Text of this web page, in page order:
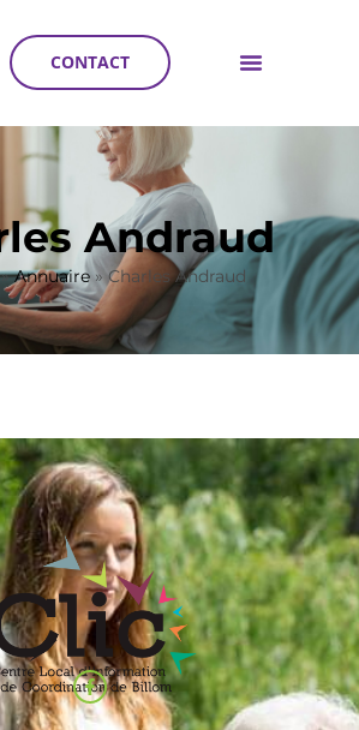
CONTACT
Andraud
Annuaire»Charles Andraud